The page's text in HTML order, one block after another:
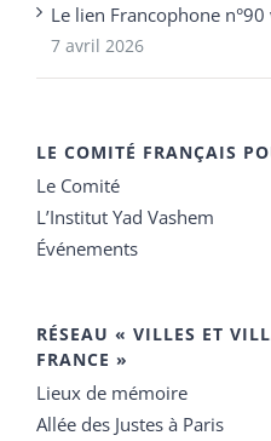
Le lien Francophone
7 avril 2026
LE COMITÉ FRANÇAIS
Le Comité
L’Institut Yad Vashem
Événements
RÉSEAU « VILLES ET
FRANCE »
Lieux de mémoire
Allée des Justes à Paris